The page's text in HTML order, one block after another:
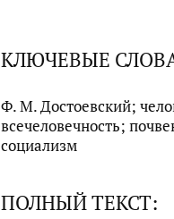
КЛЮЧЕВЫЕ
Ф. М. Достоевский;
всечеловечность;
социализм
ПОЛНЫЙ ТЕКСТ: